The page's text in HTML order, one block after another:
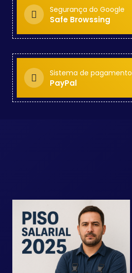
Segurança do Google
Safe Browssing
Sistema de pagamento
PayPal